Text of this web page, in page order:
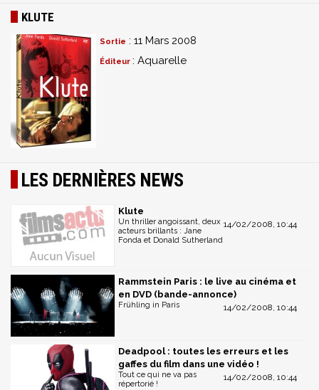
KLUTE
Sortie : 11 Mars 2008
Éditeur : Aquarelle
LES DERNIÈRES NEWS
Klute
14/02/2008, 10:44
Un thriller angoissant, deux
acteurs brillants : Jane
Fonda et Donald Sutherland
Rammstein Paris : le live au cinéma et
en DVD (bande-annonce)
14/02/2008, 10:44
Frühling in Paris
Deadpool : toutes les erreurs et les
gaffes du film dans une vidéo !
14/02/2008, 10:44
Tout ce qui ne va pas
répertorié !